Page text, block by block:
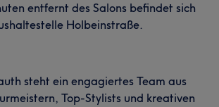
entfernt des Salons befindet sich
Holbeinstraße.
steht ein engagiertes Team aus
Top-Stylists und kreativen